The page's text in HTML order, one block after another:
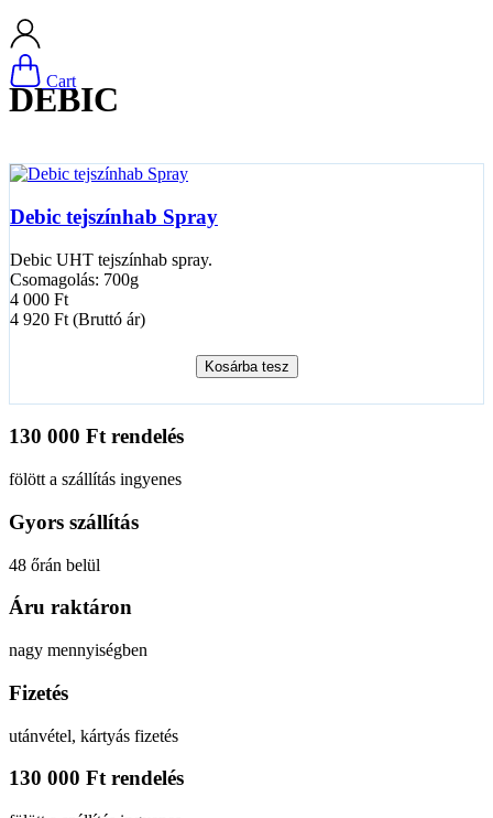
Cart
DEBIC
Debic tejszínhab Spray
Debic UHT tejszínhab spray.
Csomagolás: 700g
4 000 Ft
4 920 Ft (Bruttó ár)
Kosárba tesz
130 000 Ft rendelés
fölött a szállítás ingyenes
Gyors szállítás
48 őrán belül
Áru raktáron
nagy mennyiségben
Fizetés
utánvétel, kártyás fizetés
130 000 Ft rendelés